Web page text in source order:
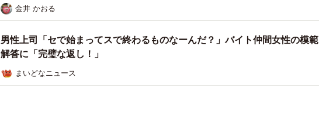
金井 かおる
男性上司「セで始まってスで終わるものなーんだ？」バイト仲間女性の模範
解答に「完璧な返し！」
まいどなニュース